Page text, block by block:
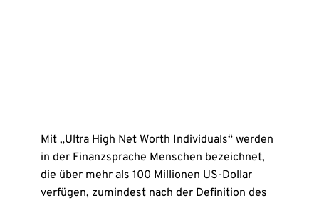
Mit „Ultra High Net Worth Individuals“ werden
in der Finanzsprache Menschen bezeichnet,
die über mehr als 100 Millionen US-Dollar
verfügen, zumindest nach der Definition des